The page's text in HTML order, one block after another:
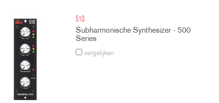
510
Subharmonische Synthesizer - 500
Series
vergelijken